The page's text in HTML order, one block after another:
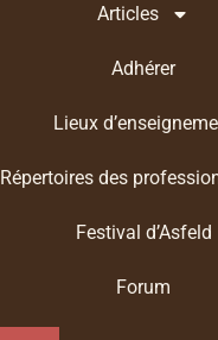
Articles
Adhérer
Lieux
Répertoires des
Festival d’Asfeld
Forum